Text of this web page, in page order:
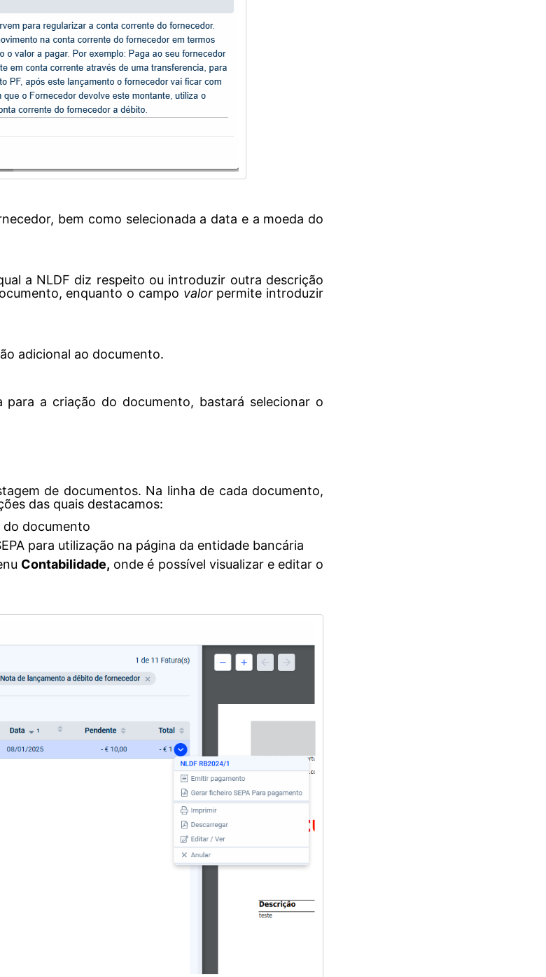
bem como selecionada a data e a moeda do
a NLDF diz respeito ou introduzir outra descrição
enquanto o campo valorpermite introduzir
adicional ao documento.
a criação do documento, bastará selecionar o
de documentos. Na linha de cada documento,
das quais destacamos:
do documento
para utilização na página da entidade bancária
Contabilidade, onde é possível visualizar e editar o